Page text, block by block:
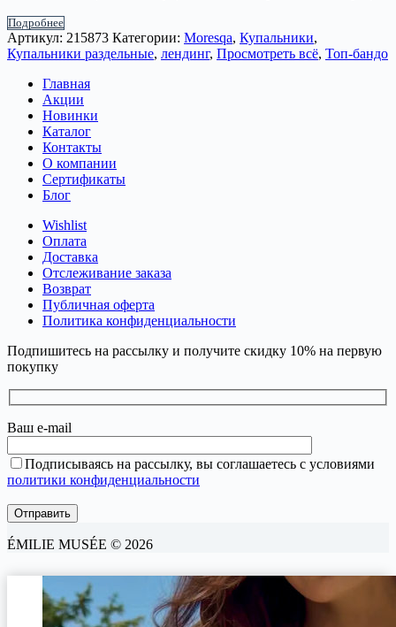
Подробнее
Артикул: 215873 Категории: Moresqa, Купальники,
Купальники раздельные, лендинг, Просмотреть всё, Топ-бандо
Главная
Акции
Новинки
Каталог
Контакты
О компании
Сертификаты
Блог
Wishlist
Оплата
Доставка
Отслеживание заказа
Возврат
Публичная оферта
Политика конфиденциальности
Подпишитесь на рассылку и получите скидку 10% на первую
покупку
Ваш e-mail
Подписываясь на рассылку, вы соглашаетесь с условиями
политики конфиденциальности
ÉMILIE MUSÉE © 2026